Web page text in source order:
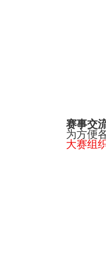
赛事交
为方便
大赛组